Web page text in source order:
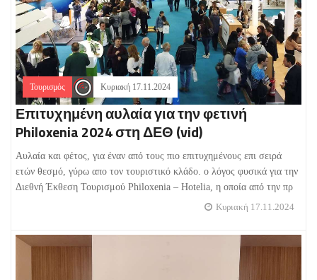
Τουρισμός Κυριακή 17.11.2024
Επιτυχημένη αυλαία για την φετινή
Philoxenia 2024 στη ΔΕΘ (vid)
Αυλαία και φέτος, για έναν από τους πιο επιτυχημένους επι σειρά
ετών θεσμό, γύρω απο τον τουριστικό κλάδο. ο λόγος φυσικά για την
Διεθνή Έκθεση Τουρισμού Philoxenia – Hotelia, η οποία από την πρ
Κυριακή 17.11.2024